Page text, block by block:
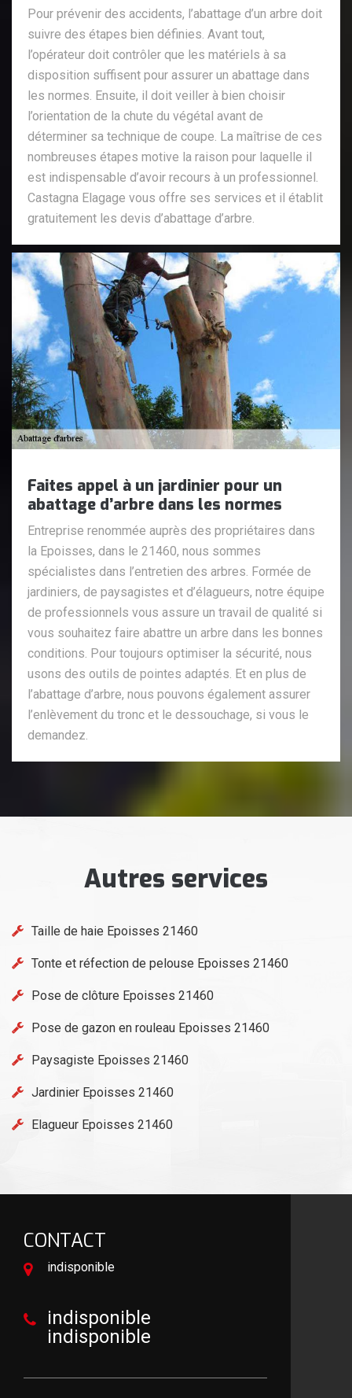
Pour prévenir des accidents, l’abattage d’un arbre doit
suivre des étapes bien définies. Avant tout,
l’opérateur doit contrôler que les matériels à sa
disposition suffisent pour assurer un abattage dans
les normes. Ensuite, il doit veiller à bien choisir
l’orientation de la chute du végétal avant de
déterminer sa technique de coupe. La maîtrise de ces
nombreuses étapes motive la raison pour laquelle il
est indispensable d’avoir recours à un professionnel.
Castagna Elagage vous offre ses services et il établit
gratuitement les devis d’abattage d’arbre.
Faites appel à un jardinier pour un
abattage d’arbre dans les normes
Entreprise renommée auprès des propriétaires dans
la Epoisses, dans le 21460, nous sommes
spécialistes dans l’entretien des arbres. Formée de
jardiniers, de paysagistes et d’élagueurs, notre équipe
de professionnels vous assure un travail de qualité si
vous souhaitez faire abattre un arbre dans les bonnes
conditions. Pour toujours optimiser la sécurité, nous
usons des outils de pointes adaptés. Et en plus de
l’abattage d’arbre, nous pouvons également assurer
l’enlèvement du tronc et le dessouchage, si vous le
demandez.
Autres services
Taille de haie Epoisses 21460
Tonte et réfection de pelouse Epoisses 21460
Pose de clôture Epoisses 21460
Pose de gazon en rouleau Epoisses 21460
Paysagiste Epoisses 21460
Jardinier Epoisses 21460
Elagueur Epoisses 21460
CONTACT
indisponible
indisponible
indisponible